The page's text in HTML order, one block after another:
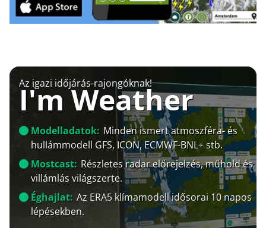
Az igazi időjárás-rajongóknak!
I'm Weather
Modelladatok: Minden ismert atmoszféra- és
hullámmodell GFS, ICON, ECMWF-BNL+ stb.
Mostcast: Részletes radar előrejelzés, műhold és
villámlás világszerte.
Éghajlat: Az ERA5 klímamodell idősorai 10 napos
lépésekben.